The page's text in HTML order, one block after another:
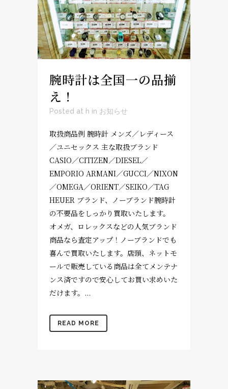
腕時計は全国一の品揃
え！
Posted at h in お知らせ
取扱商品例 腕時計 メンズ／レディース
／ユニセックス 主な取扱ブランド
CASIO／CITIZEN／DIESEL／
EMPORIO ARMANI／GUCCI／NIXON
／OMEGA／ORIENT／SEIKO／TAG
HEUER ブランド、ノーブランド腕時計
の不要品をしっかり買取いたします。
オメガ、ロレックスなどの人気ブランド
商品なら査定アップ！ノーブランドでも
喜んで買取いたします。店頭、ネットモ
ールで販売している商品は全てメンテナ
ンス済ですので安心してお買い求めいた
だけます。...
READ MORE